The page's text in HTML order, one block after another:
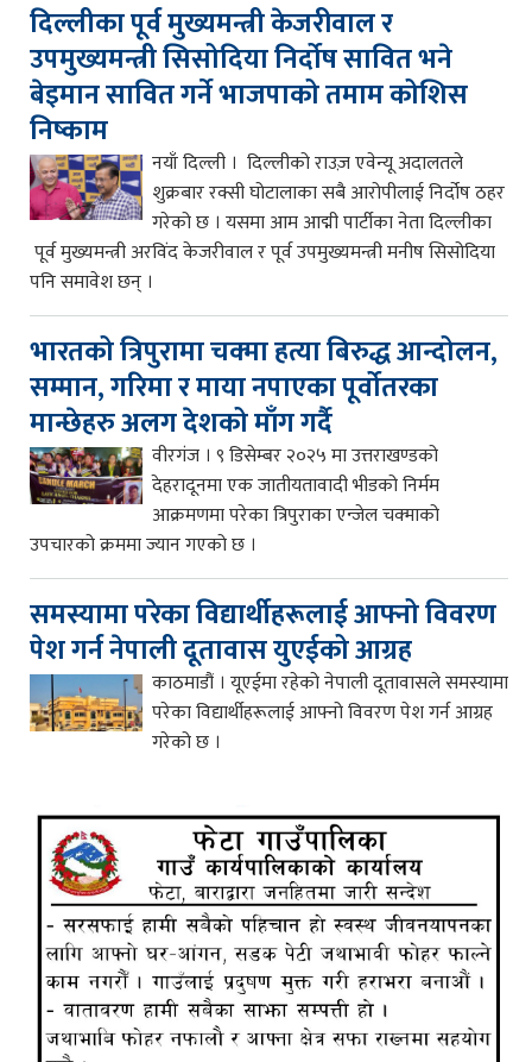
दिल्लीका पूर्व मुख्यमन्त्री केजरीवाल र
उपमुख्यमन्त्री सिसोदिया निर्दोष सावित भने
बेइमान सावित गर्ने भाजपाको तमाम कोशिस
निष्काम
नयाँ दिल्ली । दिल्लीको राउज़ एवेन्यू अदालतले
शुक्रबार रक्सी घोटालाका सबै आरोपीलाई निर्दोष ठहर
गरेको छ । यसमा आम आद्मी पार्टीका नेता दिल्लीका
पूर्व मुख्यमन्त्री अरविंद केजरीवाल र पूर्व उपमुख्यमन्त्री मनीष सिसोदिया
पनि समावेश छन् ।
भारतको त्रिपुरामा चक्मा हत्या बिरुद्ध आन्दोलन,
सम्मान, गरिमा र माया नपाएका पूर्वोतरका
मान्छेहरु अलग देशको माँग गर्दै
वीरगंज । ९ डिसेम्बर २०२५ मा उत्तराखण्डको
देहरादूनमा एक जातीयतावादी भीडको निर्मम
आक्रमणमा परेका त्रिपुराका एन्जेल चक्माको
उपचारको क्रममा ज्यान गएको छ ।
समस्यामा परेका विद्यार्थीहरूलाई आफ्नो विवरण
पेश गर्न नेपाली दूतावास युएईको आग्रह
काठमाडौं । यूएईमा रहेको नेपाली दूतावासले समस्यामा
परेका विद्यार्थीहरूलाई आफ्नो विवरण पेश गर्न आग्रह
गरेको छ ।